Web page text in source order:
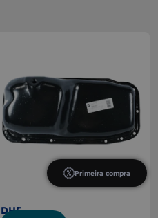
Primeira compra
DHF